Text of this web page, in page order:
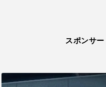
スポンサー